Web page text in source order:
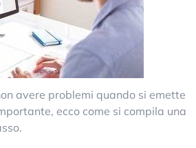
avere problemi quando si emette
ecco come si compila una